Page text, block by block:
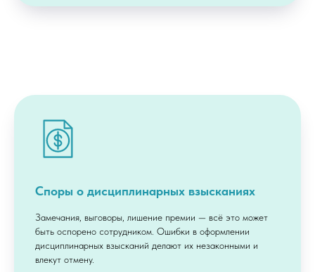
Споры о дисциплинарных взысканиях
Замечания, выговоры, лишение премии — всё это может
быть оспорено сотрудником. Ошибки в оформлении
дисциплинарных взысканий делают их незаконными и
влекут отмену.